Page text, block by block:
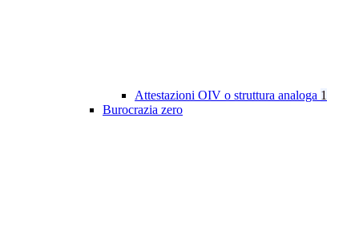
Attestazioni OIV o struttura analoga 1
Burocrazia zero